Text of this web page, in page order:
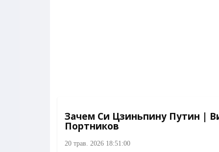
Зачем Си Цзиньпину Путин |
Портников
20 трав. 2026 18:51:00